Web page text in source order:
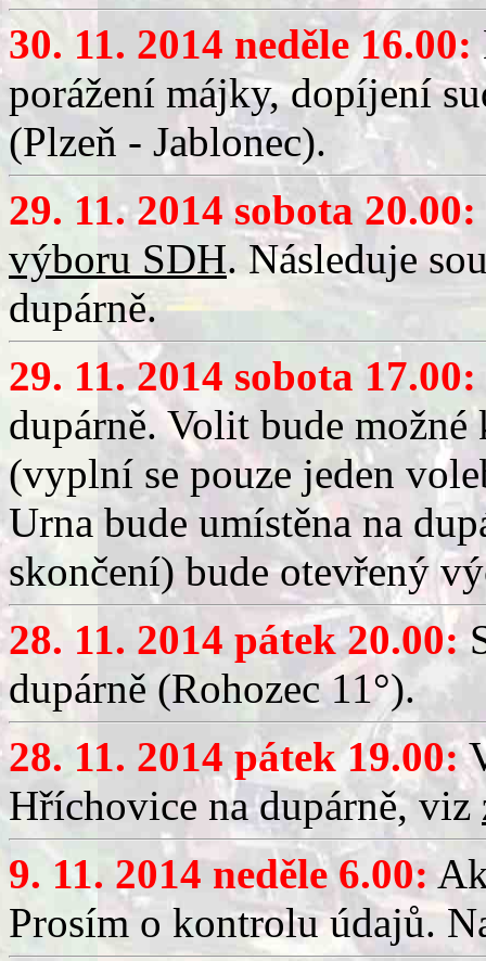
30. 11. 2014 neděle 16.00:
porážení májky, dopíjení
(Plzeň - Jablonec).
29. 11. 2014 sobota 20.00:
výboru SDH. Následuje
dupárně.
29. 11. 2014 sobota 17.00:
dupárně. Volit bude
(vyplní se pouze jeden
Urna bude umístěna na
skončení) bude otevřený
28. 11. 2014 pátek 20.00:
dupárně (Rohozec 11°).
28. 11. 2014 pátek 19.00:
Hříchovice na dupárně, viz
9. 11. 2014 neděle 6.00:
Prosím o kontrolu údajů.